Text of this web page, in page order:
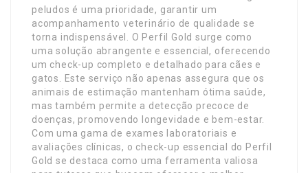
peludos é uma prioridade, garantir um
acompanhamento veterinário de qualidade se
torna indispensável. O Perfil Gold surge como
uma solução abrangente e essencial, oferecendo
um check-up completo e detalhado para cães e
gatos. Este serviço não apenas assegura que os
animais de estimação mantenham ótima saúde,
mas também permite a detecção precoce de
doenças, promovendo longevidade e bem-estar.
Com uma gama de exames laboratoriais e
avaliações clínicas, o check-up essencial do Perfil
Gold se destaca como uma ferramenta valiosa